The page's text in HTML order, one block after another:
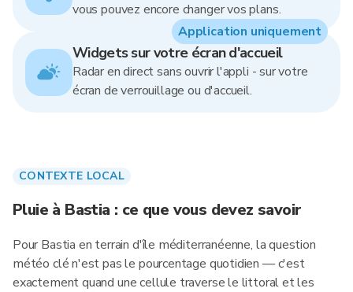
vous pouvez encore changer vos plans.
Widgets sur votre écran d'accueil
Radar en direct sans ouvrir l'appli - sur votre
écran de verrouillage ou d'accueil.
Application uniquement
CONTEXTE LOCAL
Pluie à Bastia : ce que vous devez savoir
Pour Bastia en terrain d'île méditerranéenne, la question
météo clé n'est pas le pourcentage quotidien — c'est
exactement quand une cellule traverse le littoral et les